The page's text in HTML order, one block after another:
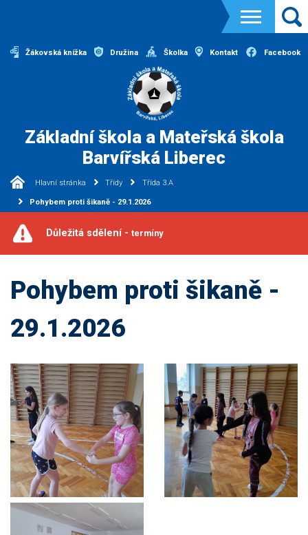
Žákovská knížka Družina Školka Kontakt Facebook
Základní škola a Mateřská škola
Barvířská Liberec
Hlavní stránka Třídy Třída 3.A
Pohybem proti šikaně - 29.1.2026
Důležitá sdělení - termíny
Pohybem proti šikaně -
29.1.2026